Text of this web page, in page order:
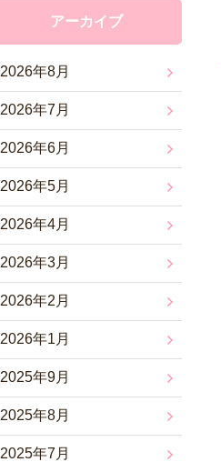
アーカイブ
2026年8月
2026年7月
2026年6月
2026年5月
2026年4月
2026年3月
2026年2月
2026年1月
2025年9月
2025年8月
2025年7月